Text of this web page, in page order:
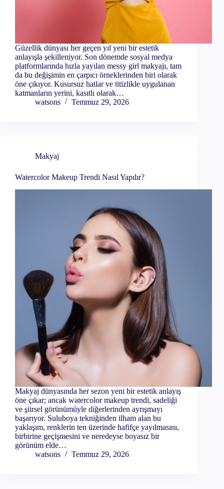
Güzellik dünyası her geçen yıl yeni bir estetik
anlayışla şekilleniyor. Son dönemde sosyal medya
platformlarında hızla yayılan messy girl makyajı, tam
da bu değişimin en çarpıcı örneklerinden biri olarak
öne çıkıyor. Kusursuz hatlar ve titizlikle uygulanan
katmanların yerini, kasıtlı olarak…
watsons
Temmuz 29, 2026
Makyaj
Watercolor Makeup Trendi Nasıl Yapılır?
Makyaj dünyasında her sezon yeni bir estetik anlayış
öne çıkar; ancak watercolor makeup trendi, sadeliği
ve şiirsel görünümüyle diğerlerinden ayrışmayı
başarıyor. Suluboya tekniğinden ilham alan bu
yaklaşım, renklerin ten üzerinde hafifçe yayılmasını,
birbirine geçişmesini ve neredeyse boyasız bir
görünüm elde…
watsons
Temmuz 29, 2026